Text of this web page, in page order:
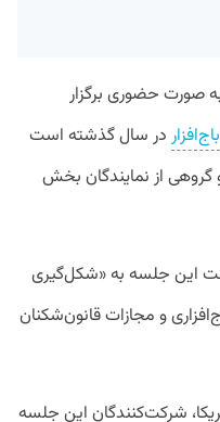
صورت حضوری برگزار
باج‌افزار در سال گذشته است
از نمایندگان بخش
این جلسه به «شکل‌گیری
و مجازات قانون‌شکنان
شرکت‌کنندگان این جلسه